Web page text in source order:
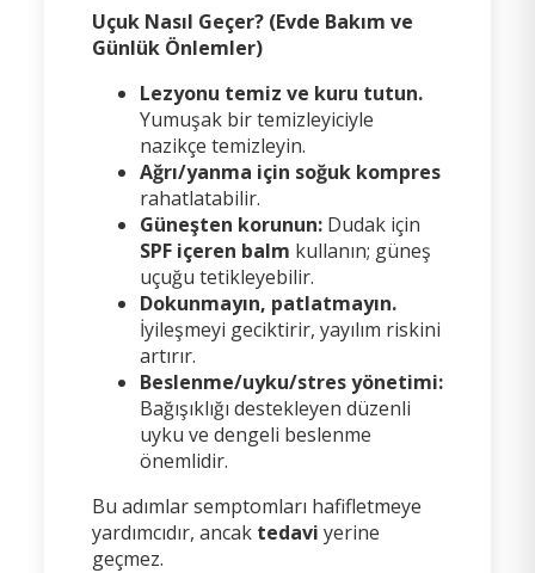
Uçuk Nasıl Geçer? (Evde Bakım ve
Günlük Önlemler)
Lezyonu temiz ve kuru tutun.
Yumuşak bir temizleyiciyle
nazikçe temizleyin.
Ağrı/yanma için soğuk kompres
rahatlatabilir.
Güneşten korunun:Dudak için
SPF içeren balm kullanın; güneş
uçuğu tetikleyebilir.
Dokunmayın, patlatmayın.
İyileşmeyi geciktirir, yayılım riskini
artırır.
Beslenme/uyku/stres yönetimi:
Bağışıklığı destekleyen düzenli
uyku ve dengeli beslenme
önemlidir.
Bu adımlar semptomları hafifletmeye
yardımcıdır, ancak tedavi yerine
geçmez.